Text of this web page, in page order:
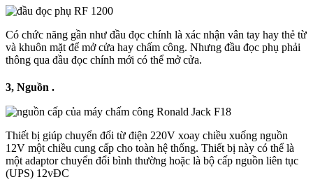
Có chức năng gần như đầu đọc chính là xác nhận vân tay hay thẻ từ
và khuôn mặt để mở cửa hay chấm công. Nhưng đầu đọc phụ phải
thông qua đầu đọc chính mới có thể mở cửa.
3, Nguồn .
Thiết bị giúp chuyển đổi từ điện 220V xoay chiều xuống nguồn
12V một chiều cung cấp cho toàn hệ thống. Thiết bị này có thể là
một adaptor chuyển đổi bình thường hoặc là bộ cấp nguồn liên tục
(UPS) 12vĐC